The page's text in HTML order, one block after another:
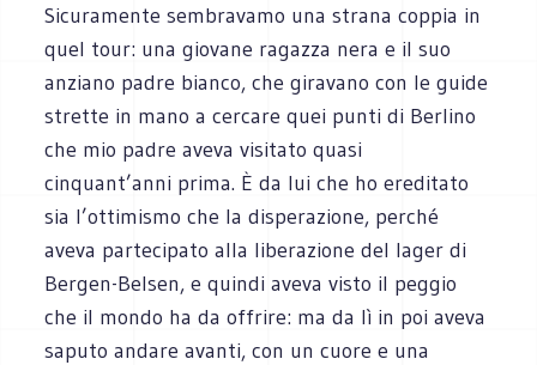
Sicuramente sembravamo una strana coppia in
quel tour: una giovane ragazza nera e il suo
anziano padre bianco, che giravano con le guide
strette in mano a cercare quei punti di Berlino
che mio padre aveva visitato quasi
cinquant’anni prima. È da lui che ho ereditato
sia l’ottimismo che la disperazione, perché
aveva partecipato alla liberazione del lager di
Bergen-Belsen, e quindi aveva visto il peggio
che il mondo ha da offrire: ma da lì in poi aveva
saputo andare avanti, con un cuore e una